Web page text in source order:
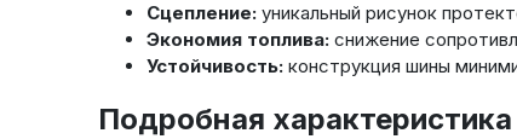
Сцепление:уникальный рисунок
Экономия топлива:снижение
Устойчивость:конструкция шины
Подробная